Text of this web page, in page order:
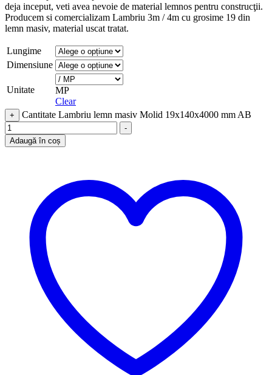
deja inceput, veti avea nevoie de material lemnos pentru construcţii.
Producem si comercializam Lambriu 3m / 4m cu grosime 19 din
lemn masiv, material uscat tratat.
Lungime
Dimensiune
Unitate
MP
Clear
+ Cantitate Lambriu lemn masiv Molid 19x140x4000 mm AB
-
Adaugă în coș